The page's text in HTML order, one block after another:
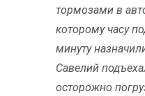
тормозами в
которому часу
минуту
Савелий
осторожно